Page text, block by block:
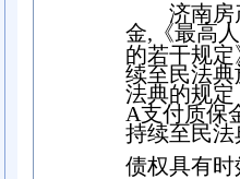
济南房
金, 《最高
的若干规
续至民法
法典的规
A支付质保
持续至民
债权具有